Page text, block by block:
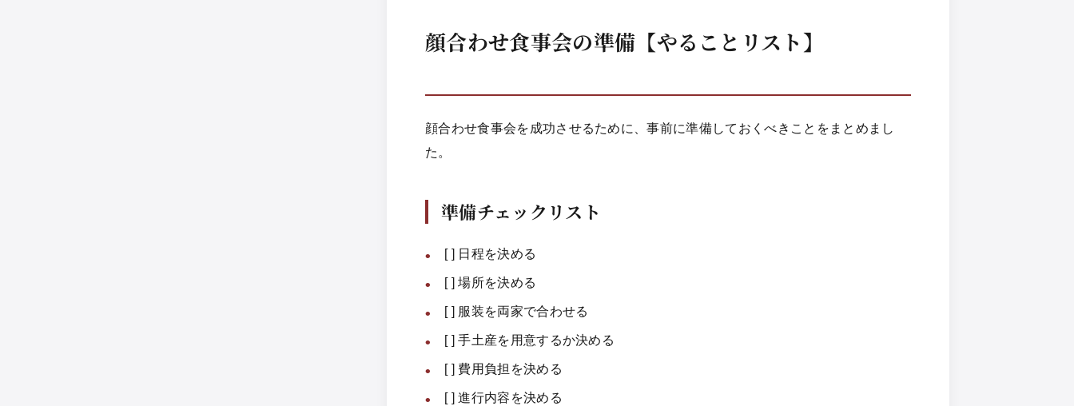
顔合わせ食事会の準備【やることリスト】
顔合わせ食事会を成功させるために、事前に準備しておくべきことをまとめまし
た。
準備チェックリスト
[ ] 日程を決める
[ ] 場所を決める
[ ] 服装を両家で合わせる
[ ] 手土産を用意するか決める
[ ] 費用負担を決める
[ ] 進行内容を決める